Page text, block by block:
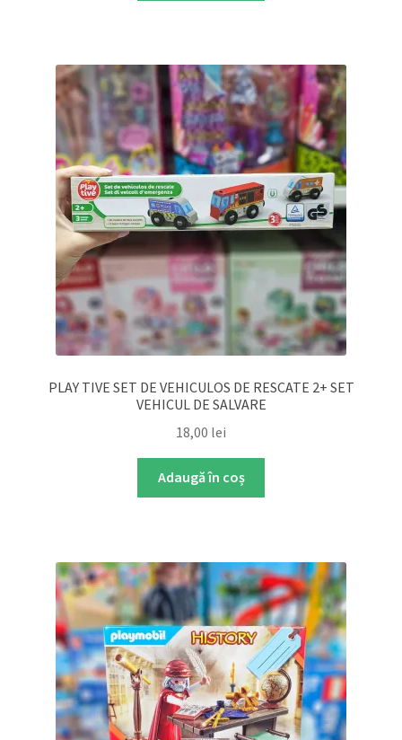
PLAY TIVE SET DE VEHICULOS DE RESCATE 2+ SET
VEHICUL DE SALVARE
18,00 lei
Adaugă în coș